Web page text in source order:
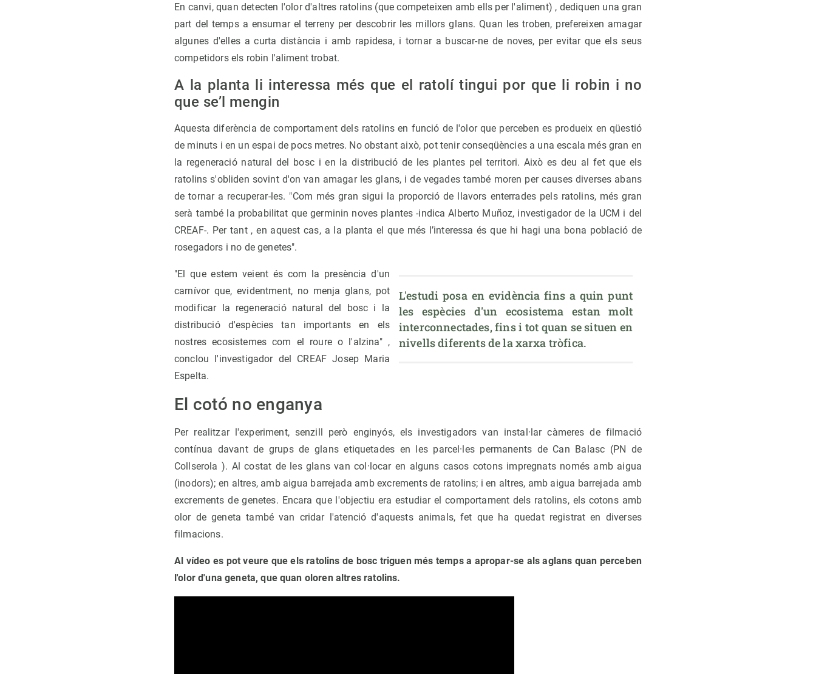
En canvi, quan detecten l'olor d'altres ratolins (que competeixen amb ells per l'aliment) , dediquen una gran
part del temps a ensumar el terreny per descobrir les millors glans. Quan les troben, prefereixen amagar
algunes d'elles a curta distància i amb rapidesa, i tornar a buscar-ne de noves, per evitar que els seus
competidors els robin l'aliment trobat.
A la planta li interessa més que el ratolí tingui por que li robin i no
que se’l mengin
Aquesta diferència de comportament dels ratolins en funció de l'olor que perceben es produeix en qüestió
de minuts i en un espai de pocs metres. No obstant això, pot tenir conseqüències a una escala més gran en
la regeneració natural del bosc i en la distribució de les plantes pel territori. Això es deu al fet que els
ratolins s'obliden sovint d'on van amagar les glans, i de vegades també moren per causes diverses abans
de tornar a recuperar-les. "Com més gran sigui la proporció de llavors enterrades pels ratolins, més gran
serà també la probabilitat que germinin noves plantes -indica Alberto Muñoz, investigador de la UCM i del
CREAF-. Per tant , en aquest cas, a la planta el que més l’interessa és que hi hagi una bona població de
rosegadors i no de genetes".
L'estudi posa en evidència fins a quin punt
les espècies d'un ecosistema estan molt
interconnectades, fins i tot quan se situen en
nivells diferents de la xarxa tròfica.
"El que estem veient és com la presència d'un
carnívor que, evidentment, no menja glans, pot
modificar la regeneració natural del bosc i la
distribució d'espècies tan importants en els
nostres ecosistemes com el roure o l'alzina" ,
conclou l'investigador del CREAF Josep Maria
Espelta.
El cotó no enganya
Per realitzar l'experiment, senzill però enginyós, els investigadors van instal·lar càmeres de filmació
contínua davant de grups de glans etiquetades en les parcel·les permanents de Can Balasc (PN de
Collserola ). Al costat de les glans van col·locar en alguns casos cotons impregnats només amb aigua
(inodors); en altres, amb aigua barrejada amb excrements de ratolins; i en altres, amb aigua barrejada amb
excrements de genetes. Encara que l'objectiu era estudiar el comportament dels ratolins, els cotons amb
olor de geneta també van cridar l'atenció d'aquests animals, fet que ha quedat registrat en diverses
filmacions.
Al vídeo es pot veure que els ratolins de bosc triguen més temps a apropar-se als aglans quan perceben
l'olor d'una geneta, que quan oloren altres ratolins.